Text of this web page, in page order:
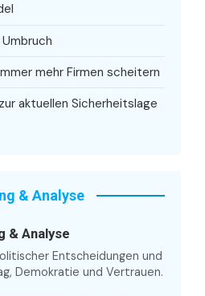
mehr Firmen scheitern
aktuellen Sicherheitslage
& Analyse
& Analyse
Entscheidungen und
Demokratie und Vertrauen.